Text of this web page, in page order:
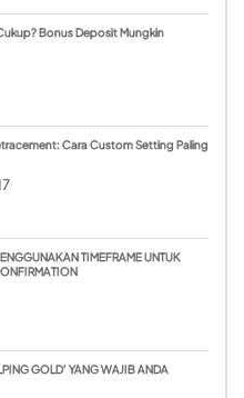
Bonus Deposit Mungkin
Cara Custom Setting Paling
TIMEFRAME UNTUK
GOLD’ YANG WAJIB ANDA